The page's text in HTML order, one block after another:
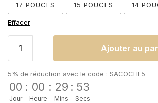
17 POUCES 15 POUCES 14
Effacer
Ajouter au
5% de réduction avec le code : SACOCHE5
00
Jour
: 00
Heure
: 29
Mins
: 53
Secs